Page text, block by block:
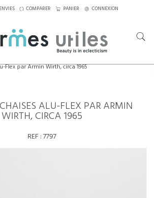
COMPARER PANIER CONNEXION
Flex par Armin Wirth, circa 1965
ALU-FLEX PAR ARMIN
WIRTH, CIRCA 1965
REF :7797